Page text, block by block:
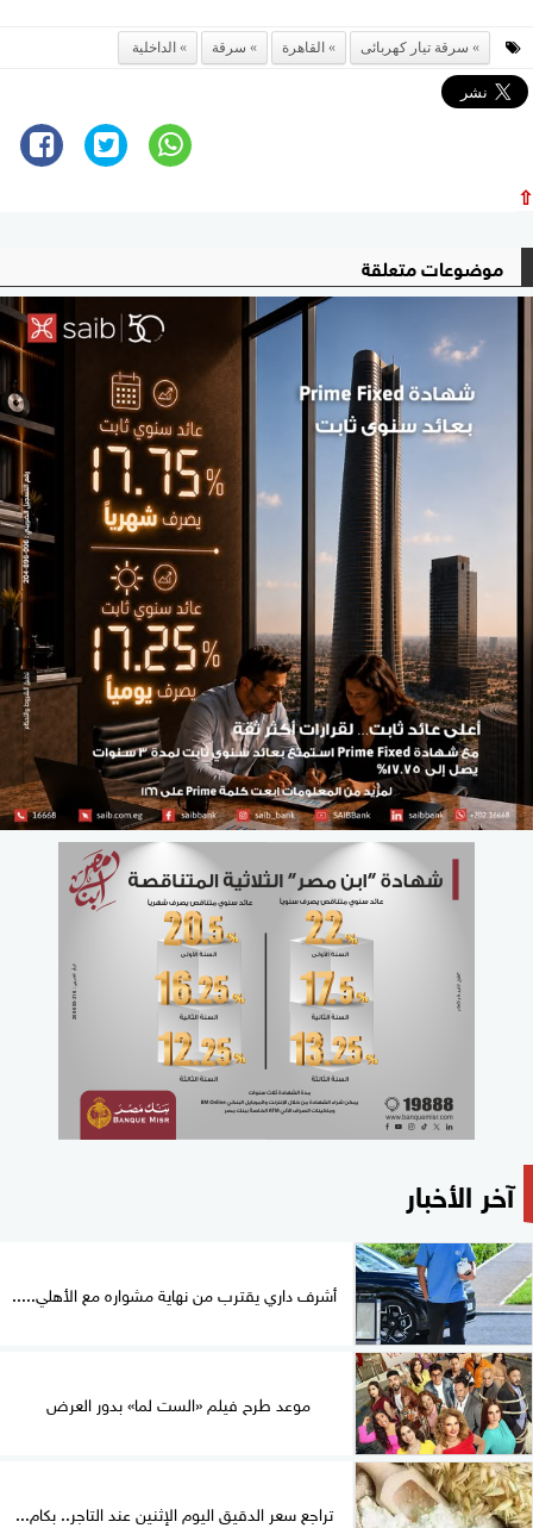
سرقة تيار كهربائى القاهرة سرقة الداخلية
⇧
موضوعات متعلقة
آخر الأخبار
أشرف داري يقترب من نهاية مشواره مع الأهلي.....
موعد طرح فيلم «الست لما» بدور العرض
تراجع سعر الدقيق اليوم الإثنين عند التاجر.. بكام...